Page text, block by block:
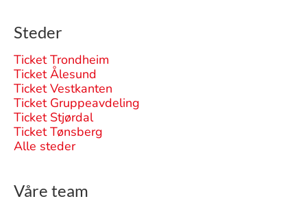
Steder
Ticket Trondheim
Ticket Ålesund
Ticket Vestkanten
Ticket Gruppeavdeling
Ticket Stjørdal
Ticket Tønsberg
Alle steder
Våre team